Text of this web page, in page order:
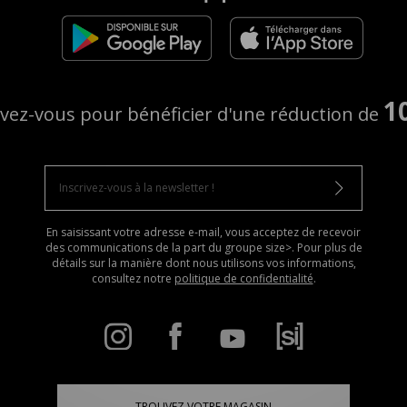
vous pour bénéficier d'une réduction de
En saisissant votre adresse e-mail, vous acceptez de recevoir
des communications de la part du groupe size>. Pour plus de
détails sur la manière dont nous utilisons vos informations,
consultez notre politique de confidentialité.